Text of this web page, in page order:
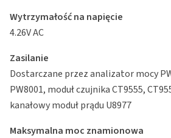
Wytrzymałość na napięcie
4.26V AC
Zasilanie
Dostarczane przez analizator mocy
PW8001, moduł czujnika CT9555,
kanałowy moduł prądu U8977
Maksymalna moc znamionowa